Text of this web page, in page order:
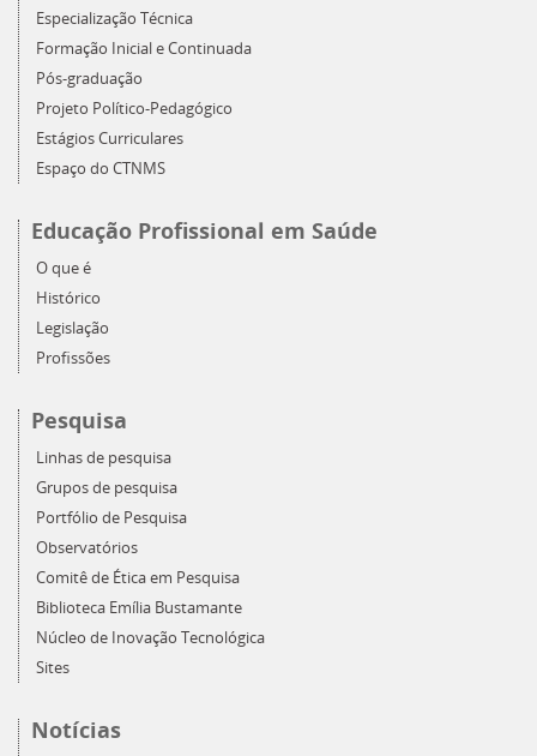
Especialização Técnica
Formação Inicial e Continuada
Pós-graduação
Projeto Político-Pedagógico
Estágios Curriculares
Espaço do CTNMS
Educação Profissional em Saúde
O que é
Histórico
Legislação
Profissões
Pesquisa
Linhas de pesquisa
Grupos de pesquisa
Portfólio de Pesquisa
Observatórios
Comitê de Ética em Pesquisa
Biblioteca Emília Bustamante
Núcleo de Inovação Tecnológica
Sites
Notícias